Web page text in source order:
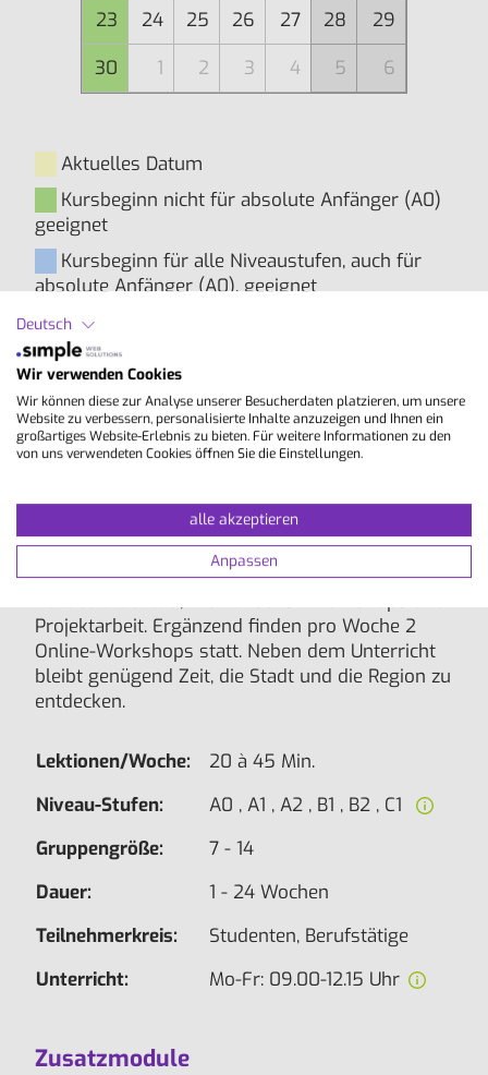
23
24 25 26 27 28
29
30
1 2 3 4 5 6
Aktuelles Datum
Kursbeginn nicht für absolute Anfänger (A0)
geeignet
Kursbeginn für alle Niveaustufen, auch für
absolute Anfänger (A0), geeignet
Inhalte
Grundlagenkurs in Allgemeinsprache
Französisch mit 12 Einheiten Gruppenunterricht.
Sprachfertigkeiten wie Grammatik, Lese- und
Hörverständnis, Wortschatzarbeit sowie
mündlicher und schriftlicher Ausdruck. In den
zusätzlichen Lektionen liegt der Fokus auf
Vokabularaufbau, thematischen Workshops und
Projektarbeit. Ergänzend finden pro Woche 2
Online-Workshops statt. Neben dem Unterricht
bleibt genügend Zeit, die Stadt und die Region zu
entdecken.
Lektionen/Woche:
20 à 45 Min.
Niveau-Stufen:
A0 , A1 , A2 , B1 , B2 , C1
Gruppengröße:
7 - 14
Dauer:
1 - 24 Wochen
Teilnehmerkreis:
Studenten, Berufstätige
Unterricht:
Mo-Fr: 09.00-12.15 Uhr
Zusatzmodule
Deutsch
Wir verwenden Cookies
Wir können diese zur Analyse unserer Besucherdaten platzieren, um unsere
Website zu verbessern, personalisierte Inhalte anzuzeigen und Ihnen ein
großartiges Website-Erlebnis zu bieten. Für weitere Informationen zu den
von uns verwendeten Cookies öffnen Sie die Einstellungen.
alle akzeptieren
Anpassen